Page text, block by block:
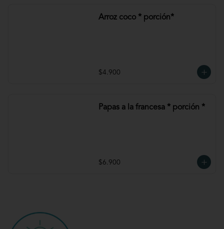
Arroz coco * porción*
$4.900
Papas a la francesa * porción *
$6.900